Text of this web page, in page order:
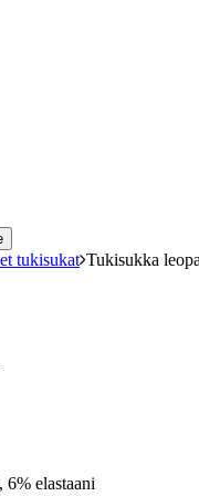
tukisukat Tukisukka
elastaani